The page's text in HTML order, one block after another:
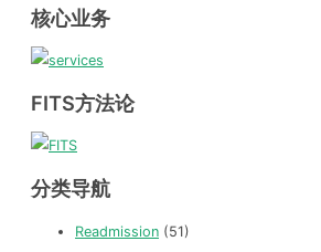
核心业务
FITS方法论
分类导航
Readmission (51)